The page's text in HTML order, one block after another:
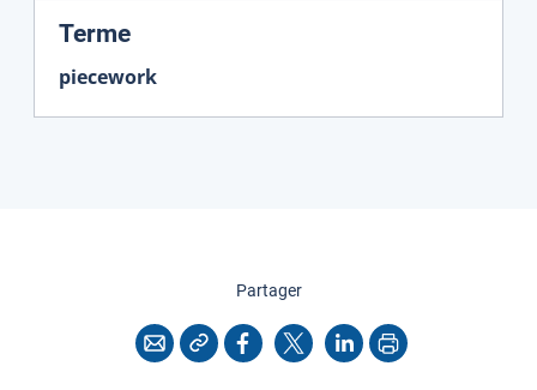
Terme:
piecework
Partagercette page
CourrielCopier l'adresse
Facebook
X LinkedInImprimer